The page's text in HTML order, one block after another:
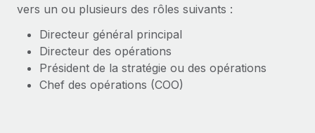
vers un ou plusieurs des rôles suivants :
Directeur général principal
Directeur des opérations
Président de la stratégie ou des opérations
Chef des opérations (COO)